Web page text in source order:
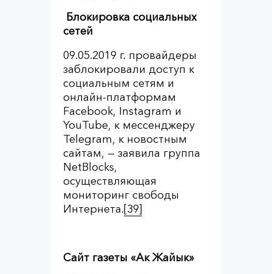
Блокировка социальных
сетей
09.05.2019 г. провайдеры
заблокировали доступ к
социальным сетям и
онлайн-платформам
Facebook, Instagram и
YouTube, к мессенджеру
Telegram, к новостным
сайтам, — заявила группа
NetBlocks,
осуществляющая
мониторинг свободы
Интернета.[39]
Сайт газеты «Ак Жайык»